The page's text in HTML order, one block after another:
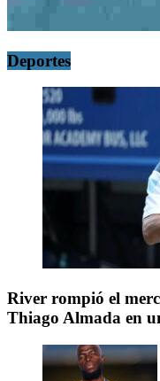
Deportes
River rompió el
Thiago Almada en